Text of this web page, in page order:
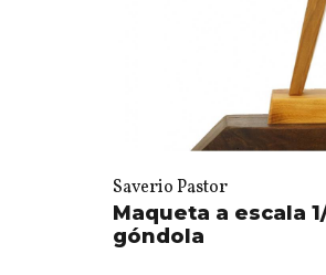
Saverio Pastor
Maqueta a escala
góndola